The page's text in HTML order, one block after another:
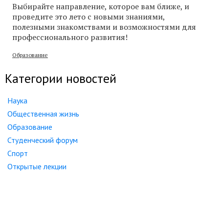
Выбирайте направление, которое вам ближе, и
проведите это лето с новыми знаниями,
полезными знакомствами и возможностями для
профессионального развития!
Образование
Категории новостей
Наука
Общественная жизнь
Образование
Студенческий форум
Спорт
Открытые лекции